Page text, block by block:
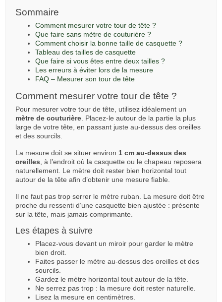
Sommaire
Comment mesurer votre tour de tête ?
Que faire sans mètre de couturière ?
Comment choisir la bonne taille de casquette ?
Tableau des tailles de casquette
Que faire si vous êtes entre deux tailles ?
Les erreurs à éviter lors de la mesure
FAQ – Mesurer son tour de tête
Comment mesurer votre tour de tête ?
Pour mesurer votre tour de tête, utilisez idéalement un
mètre de couturière. Placez-le autour de la partie la plus
large de votre tête, en passant juste au-dessus des oreilles
et des sourcils.
La mesure doit se situer environ 1 cm au-dessus des
oreilles, à l’endroit où la casquette ou le chapeau reposera
naturellement. Le mètre doit rester bien horizontal tout
autour de la tête afin d’obtenir une mesure fiable.
Il ne faut pas trop serrer le mètre ruban. La mesure doit être
proche du ressenti d’une casquette bien ajustée : présente
sur la tête, mais jamais comprimante.
Les étapes à suivre
Placez-vous devant un miroir pour garder le mètre
bien droit.
Faites passer le mètre au-dessus des oreilles et des
sourcils.
Gardez le mètre horizontal tout autour de la tête.
Ne serrez pas trop : la mesure doit rester naturelle.
Lisez la mesure en centimètres.